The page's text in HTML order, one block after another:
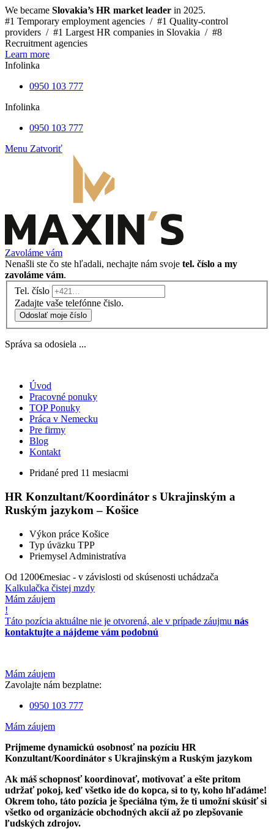
We became Slovakia’s HR market leader in 2025.
#1 Temporary employment agencies / #1 Quality-control
providers / #1 Largest HR companies in Slovakia / #8
Recruitment agencies
Learn more
Infolinka
0950 103 777
Infolinka
0950 103 777
Menu Zatvoriť
Zavoláme vám
Nenašli ste čo ste hľadali, nechajte nám svoje tel. číslo a my
zavoláme vám.
Tel. číslo
Zadajte vaše telefónne čislo.
Odoslať moje číslo
Správa sa odosiela ...
Úvod
Pracovné ponuky
TOP Ponuky
Práca v Nemecku
Pre firmy
Blog
Kontakt
Pridané pred 11 mesiacmi
HR Konzultant/Koordinátor s Ukrajinským a
Ruským jazykom – Košice
Výkon práce Košice
Typ úväzku TPP
Priemysel Administratíva
Od 1200€mesiac - v závislosti od skúsenosti uchádzača
Kalkulačka čistej mzdy
Mám záujem
!
Táto pozícia aktuálne nie je otvorená, ale v prípade záujmu nás
kontaktujte a nájdeme vám podobnú
Mám záujem
Zavolajte nám bezplatne:
0950 103 777
Mám záujem
Prijmeme dynamickú osobnosť na pozíciu HR
Konzultant/Koordinátor s Ukrajinským a Ruským jazykom
Ak máš schopnosť koordinovať, motivovať a ešte pritom
udržať pokoj, keď všetko ide do kopca, si to ty, koho hľadáme!
Okrem toho, táto pozícia je špeciálna tým, že ti umožní skúsiť si
všetko od organizácie obchodných akcií až po zlepšovanie
ľudských zdrojov.